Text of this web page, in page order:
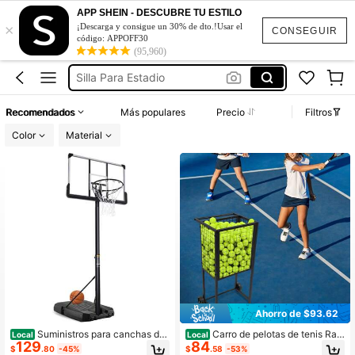
CONSEGUIR
×
APP SHEIN - DESCUBRE TU ESTILO
¡Descarga y consigue un 30% de dto.!Usar el
código: APPOFF30
(95,960)
Conjunto De Dos Piezas Mujer
Boletín Board
Silla Para Estadio
Recomendados Más populares Precio
Filtros
Color
Material
Local Suministros para canchas de
baloncesto
$129.80 -45%
Ahorro de $93.62
Local Carro de pelotas de tenis Rain
aut, carro de entrenamiento de teni
$84.58 -53%